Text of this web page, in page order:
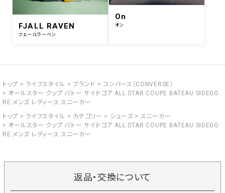
FJALL RAVEN
フェールラーベン
On
オン
トップ ライフスタイル ブランド
コンバース（CONVERSE）
オールスター クップ バトー サイドゴア ALL STAR COUPE BATEAU SIDEGO
RE メンズ レディース スニーカー
トップ
ライフスタイル カテゴリー シューズ
スニーカー
オールスター クップ バトー サイドゴア ALL STAR COUPE BATEAU SIDEGO
RE メンズ レディース スニーカー
返品・交換について